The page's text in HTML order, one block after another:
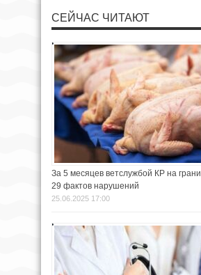
СЕЙЧАС ЧИТАЮТ
За 5 месяцев ветслужбой КР на
29 фактов нарушений
25.06.2025 17:00